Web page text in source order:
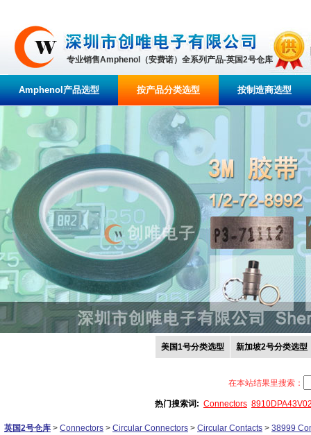
专业销售Amphenol（安费诺）全系列产品-英国2号仓库
Amphenol产品选型 按产品分类选型 按制造商选型
美国1号分类选型 新加坡2号分类选型
在本站结果里搜索：
热门搜索词: Connectors
英国2号仓库 > Connectors > Circular Connectors > Circular Contacts > 38999